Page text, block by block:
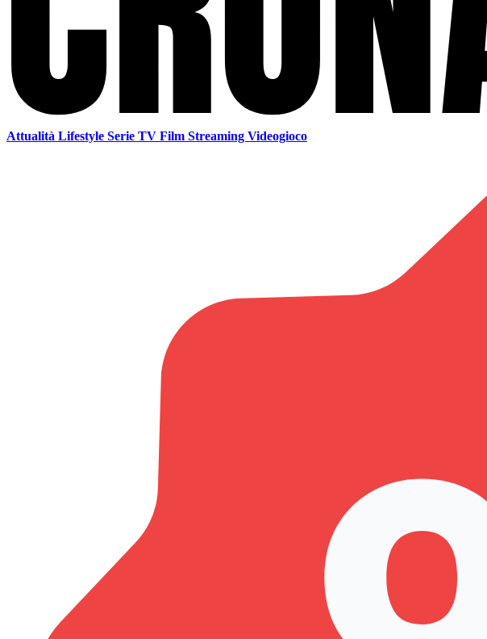
Attualità Lifestyle Serie TV Film Streaming Videogioco